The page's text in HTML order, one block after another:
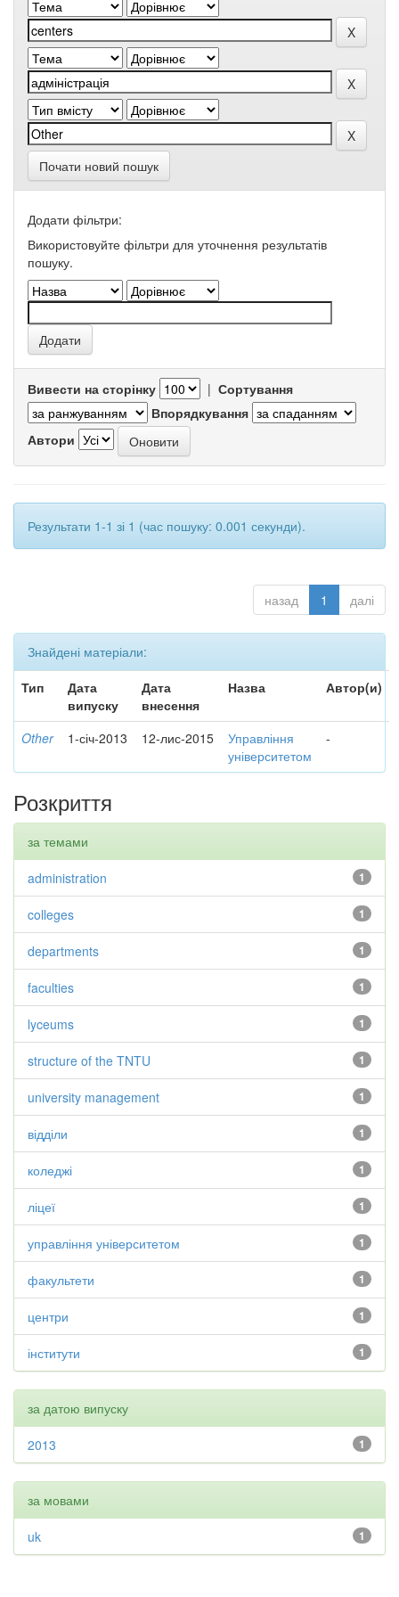
Почати новий пошук
Додати фільтри:
Використовуйте фільтри для уточнення результатів
пошуку.
Вивести на сторінку | Сортування
Впорядкування
Автори
Результати 1-1 зі 1 (час пошуку: 0.001 секунди).
назад 1 далі
Знайдені матеріали:
Тип
Дата
випуску
Дата
внесення
Назва Автор(и)
Other 1-січ-2013 12-лис-2015
Управління
університетом
-
Розкриття
за темами
1
administration
1
colleges
1
departments
1
faculties
1
lyceums
1
structure of the TNTU
1
university management
1
відділи
1
коледжі
1
ліцеї
1
управління університетом
1
факультети
1
центри
1
інститути
за датою випуску
1
2013
за мовами
1
uk